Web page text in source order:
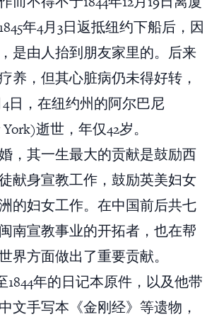
年4月3日返抵纽约下船后，因
是由人抬到朋友家里的。后来
养，但其心脏病仍未得好转，
4日，在纽约州的阿尔巴尼
逝世，年仅42岁。
，其一生最大的贡献是鼓励西
献身宣教工作，鼓励英美妇女
的妇女工作。在中国前后共七
南宣教事业的开拓者，也在帮
界方面做出了重要贡献。
1844年的日记本原件，以及他带
文手写本《金刚经》等遗物，